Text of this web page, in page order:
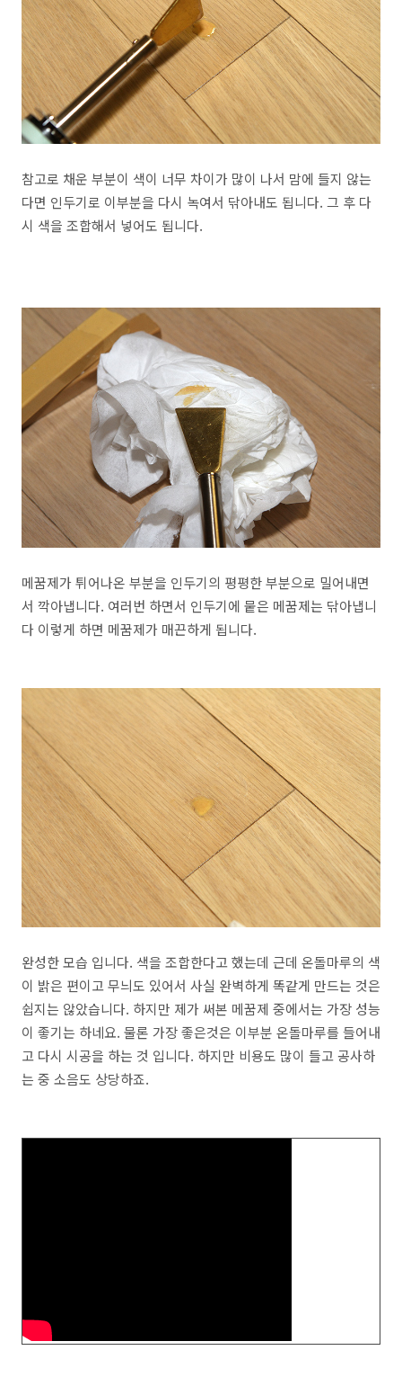
참고로 채운 부분이 색이 너무 차이가 많이 나서 맘에 들지 않는
다면 인두기로 이부분을 다시 녹여서 닦아내도 됩니다. 그 후 다
시 색을 조합해서 넣어도 됩니다.
메꿈제가 튀어나온 부분을 인두기의 평평한 부분으로 밀어내면
서 깍아냅니다. 여러번 하면서 인두기에 뭍은 메꿈제는 닦아냅니
다 이렇게 하면 메꿈제가 매끈하게 됩니다.
완성한 모습 입니다. 색을 조합한다고 했는데 근데 온돌마루의 색
이 밝은 편이고 무늬도 있어서 사실 완벽하게 똑같게 만드는 것은
쉽지는 않았습니다. 하지만 제가 써본 메꿈제 중에서는 가장 성능
이 좋기는 하네요. 물론 가장 좋은것은 이부분 온돌마루를 들어내
고 다시 시공을 하는 것 입니다. 하지만 비용도 많이 들고 공사하
는 중 소음도 상당하죠.